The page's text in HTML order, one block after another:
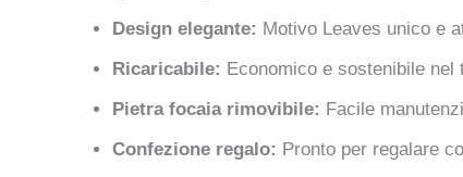
Design elegante: Motivo Leaves unico e
Ricaricabile: Economico e sostenibile nel
Pietra focaia rimovibile: Facile
Confezione regalo: Pronto per regalare